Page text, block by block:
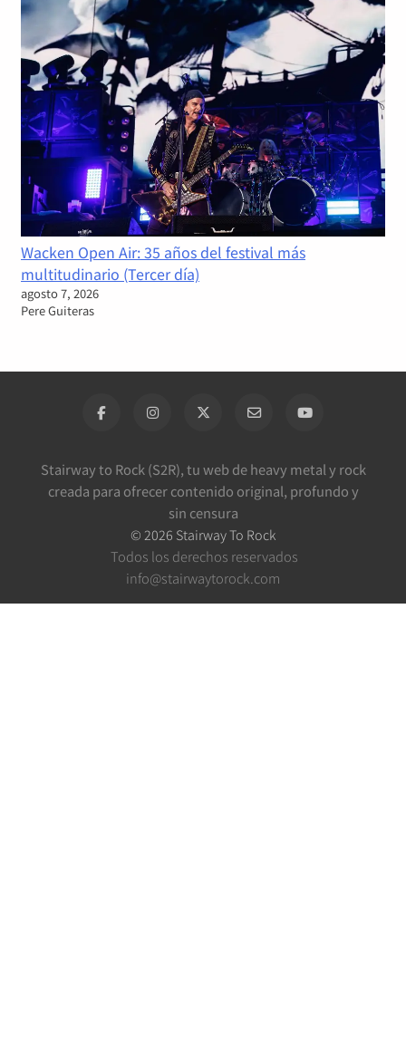
Wacken Open Air: 35 años del festival más
multitudinario (Tercer día)
agosto 7, 2026
Pere Guiteras
Stairway to Rock (S2R), tu web de heavy metal y rock
creada para ofrecer contenido original, profundo y
sin censura
© 2026 Stairway To Rock
Todos los derechos reservados
info@stairwaytorock.com